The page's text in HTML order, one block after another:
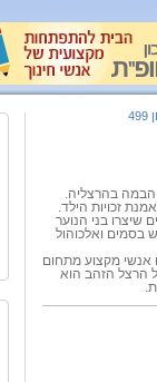
בהיכל אומנויות הבמה בהרצליה.
"שומעים ומשמיעים", יוקדש לציון 20 שנה לאמנת זכויות הילד.
שיצרו בני הנוער
בסמים ואלכוהול
אנשי מקצוע מתחום
הרצל הזהב הוא